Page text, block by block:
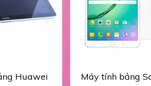
Huawei
Máy tính bảng